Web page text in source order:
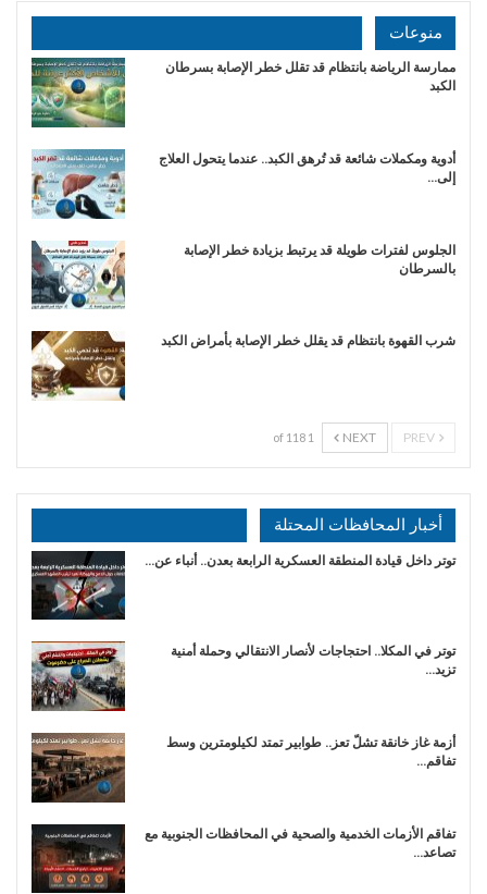
منوعات
ممارسة الرياضة بانتظام قد تقلل خطر الإصابة بسرطان
الكبد
أدوية ومكملات شائعة قد تُرهق الكبد.. عندما يتحول العلاج
إلى…
الجلوس لفترات طويلة قد يرتبط بزيادة خطر الإصابة
بالسرطان
شرب القهوة بانتظام قد يقلل خطر الإصابة بأمراض الكبد
NEXT
1 of 118
أخبار المحافظات المحتلة
توتر داخل قيادة المنطقة العسكرية الرابعة بعدن.. أنباء عن…
توتر في المكلا.. احتجاجات لأنصار الانتقالي وحملة أمنية
تزيد…
أزمة غاز خانقة تشلّ تعز.. طوابير تمتد لكيلومترين وسط
تفاقم…
تفاقم الأزمات الخدمية والصحية في المحافظات الجنوبية مع
تصاعد…